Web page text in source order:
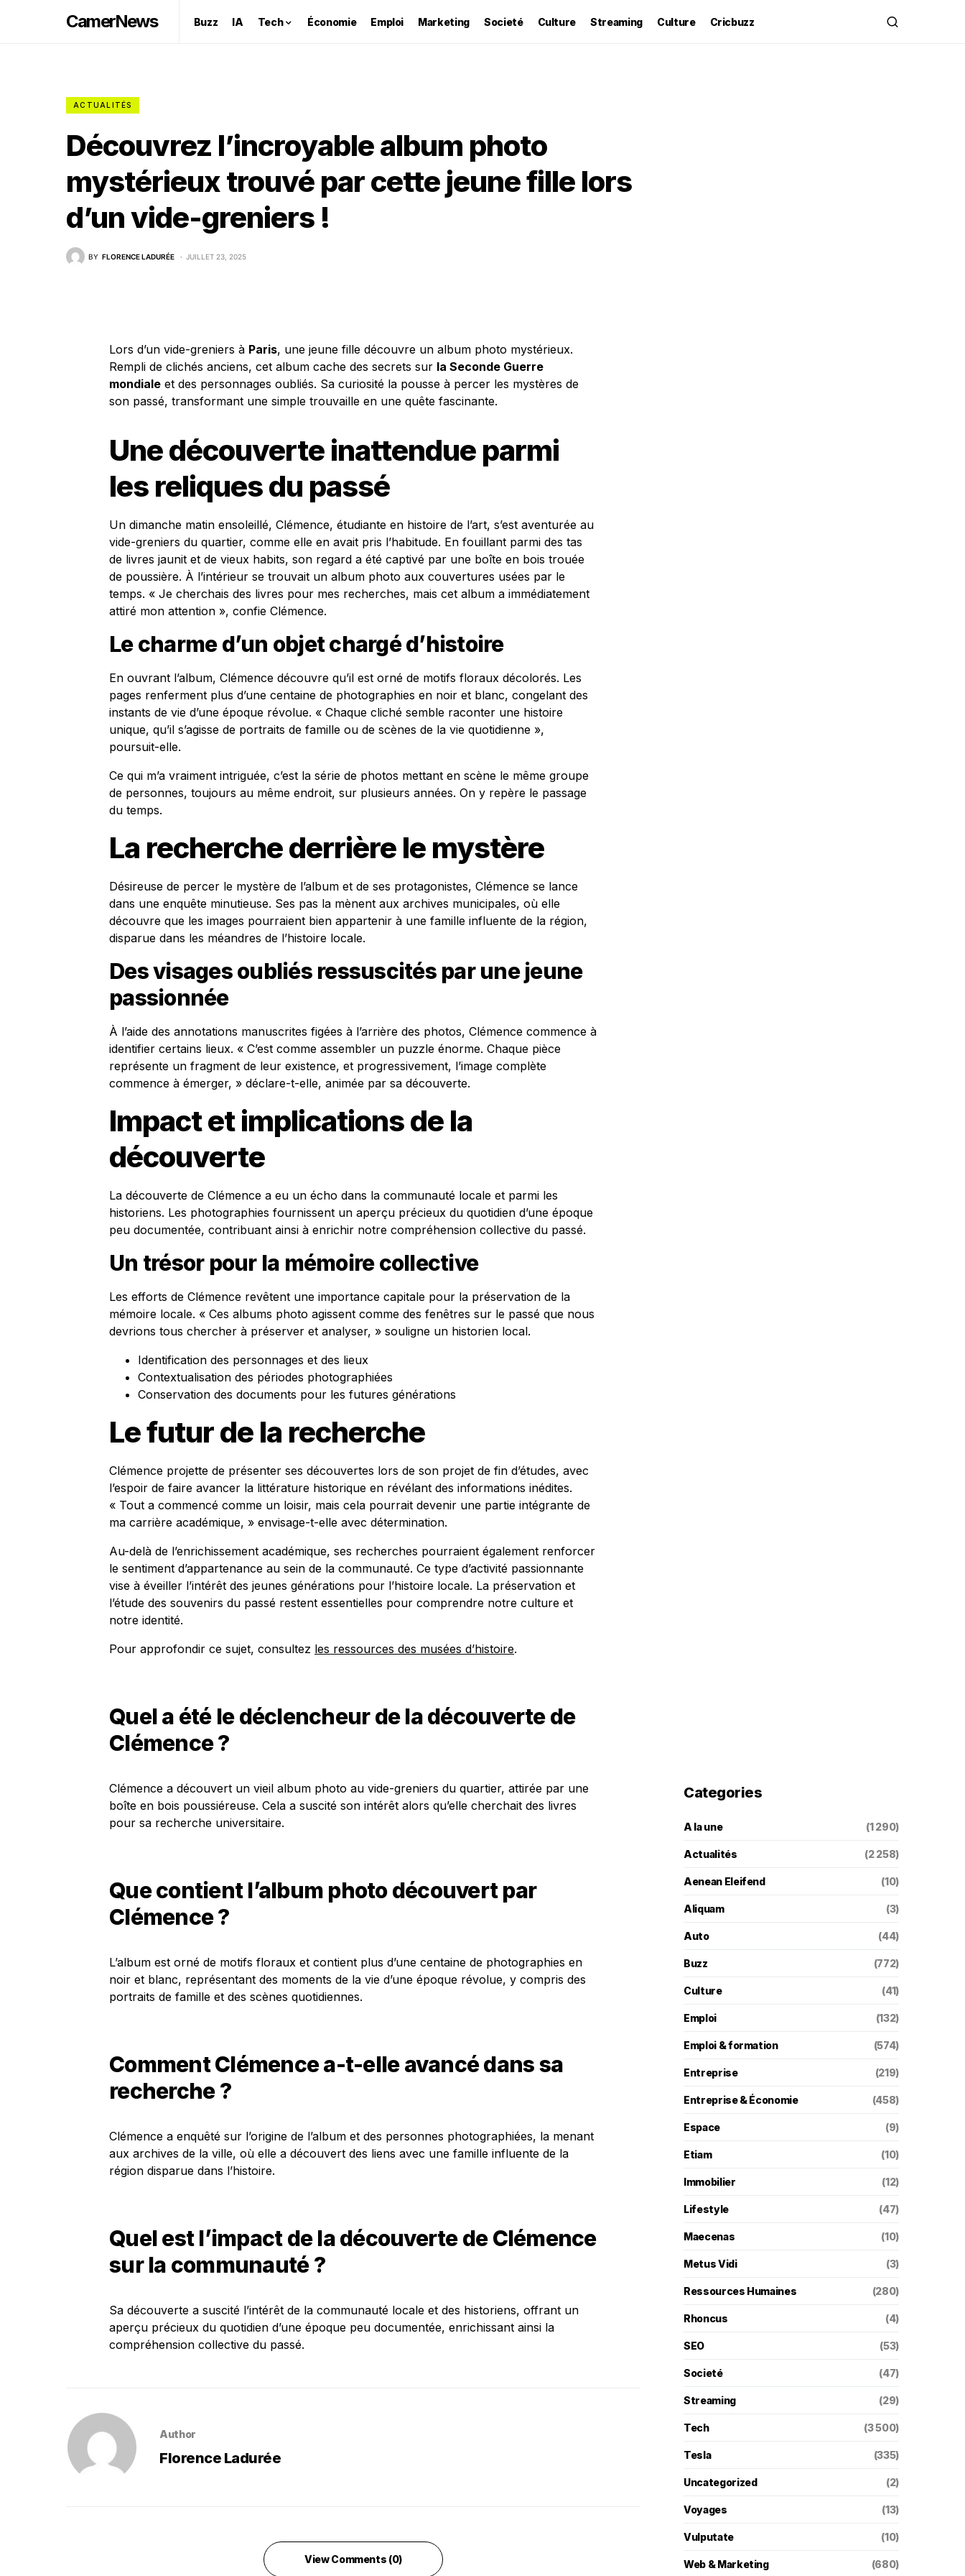
CamerNews Buzz IA Tech Économie Emploi Marketing Societé Culture Streaming Culture Cricbuzz
ACTUALITÉS
Découvrez l’incroyable album photo
mystérieux trouvé par cette jeune fille lors
d’un vide-greniers !
BY FLORENCE LADURÉE JUILLET 23, 2025
Lors d’un vide-greniers à Paris, une jeune fille découvre un album photo mystérieux.
Rempli de clichés anciens, cet album cache des secrets sur la Seconde Guerre
mondiale et des personnages oubliés. Sa curiosité la pousse à percer les mystères de
son passé, transformant une simple trouvaille en une quête fascinante.
Une découverte inattendue parmi
les reliques du passé
Un dimanche matin ensoleillé, Clémence, étudiante en histoire de l’art, s’est aventurée au
vide-greniers du quartier, comme elle en avait pris l’habitude. En fouillant parmi des tas
de livres jaunit et de vieux habits, son regard a été captivé par une boîte en bois trouée
de poussière. À l’intérieur se trouvait un album photo aux couvertures usées par le
temps. « Je cherchais des livres pour mes recherches, mais cet album a immédiatement
attiré mon attention », confie Clémence.
Le charme d’un objet chargé d’histoire
En ouvrant l’album, Clémence découvre qu’il est orné de motifs floraux décolorés. Les
pages renferment plus d’une centaine de photographies en noir et blanc, congelant des
instants de vie d’une époque révolue. « Chaque cliché semble raconter une histoire
unique, qu’il s’agisse de portraits de famille ou de scènes de la vie quotidienne »,
poursuit-elle.
Ce qui m’a vraiment intriguée, c’est la série de photos mettant en scène le même groupe
de personnes, toujours au même endroit, sur plusieurs années. On y repère le passage
du temps.
La recherche derrière le mystère
Désireuse de percer le mystère de l’album et de ses protagonistes, Clémence se lance
dans une enquête minutieuse. Ses pas la mènent aux archives municipales, où elle
découvre que les images pourraient bien appartenir à une famille influente de la région,
disparue dans les méandres de l’histoire locale.
Des visages oubliés ressuscités par une jeune
passionnée
À l’aide des annotations manuscrites figées à l’arrière des photos, Clémence commence à
identifier certains lieux. « C’est comme assembler un puzzle énorme. Chaque pièce
représente un fragment de leur existence, et progressivement, l’image complète
commence à émerger, » déclare-t-elle, animée par sa découverte.
Impact et implications de la
découverte
La découverte de Clémence a eu un écho dans la communauté locale et parmi les
historiens. Les photographies fournissent un aperçu précieux du quotidien d’une époque
peu documentée, contribuant ainsi à enrichir notre compréhension collective du passé.
Un trésor pour la mémoire collective
Les efforts de Clémence revêtent une importance capitale pour la préservation de la
mémoire locale. « Ces albums photo agissent comme des fenêtres sur le passé que nous
devrions tous chercher à préserver et analyser, » souligne un historien local.
Identification des personnages et des lieux
Contextualisation des périodes photographiées
Conservation des documents pour les futures générations
Le futur de la recherche
Clémence projette de présenter ses découvertes lors de son projet de fin d’études, avec
l’espoir de faire avancer la littérature historique en révélant des informations inédites.
« Tout a commencé comme un loisir, mais cela pourrait devenir une partie intégrante de
ma carrière académique, » envisage-t-elle avec détermination.
Au-delà de l’enrichissement académique, ses recherches pourraient également renforcer
le sentiment d’appartenance au sein de la communauté. Ce type d’activité passionnante
vise à éveiller l’intérêt des jeunes générations pour l’histoire locale. La préservation et
l’étude des souvenirs du passé restent essentielles pour comprendre notre culture et
notre identité.
Pour approfondir ce sujet, consultez les ressources des musées d’histoire.
Quel a été le déclencheur de la découverte de
Clémence ?
Clémence a découvert un vieil album photo au vide-greniers du quartier, attirée par une
boîte en bois poussiéreuse. Cela a suscité son intérêt alors qu’elle cherchait des livres
pour sa recherche universitaire.
Que contient l’album photo découvert par
Clémence ?
L’album est orné de motifs floraux et contient plus d’une centaine de photographies en
noir et blanc, représentant des moments de la vie d’une époque révolue, y compris des
portraits de famille et des scènes quotidiennes.
Comment Clémence a-t-elle avancé dans sa
recherche ?
Clémence a enquêté sur l’origine de l’album et des personnes photographiées, la menant
aux archives de la ville, où elle a découvert des liens avec une famille influente de la
région disparue dans l’histoire.
Quel est l’impact de la découverte de Clémence
sur la communauté ?
Sa découverte a suscité l’intérêt de la communauté locale et des historiens, offrant un
aperçu précieux du quotidien d’une époque peu documentée, enrichissant ainsi la
compréhension collective du passé.
Author
Florence Ladurée
View Comments (0)
Categories
A la une (1 290)
Actualités (2 258)
Aenean Eleifend (10)
Aliquam (3)
Auto (44)
Buzz (772)
Culture (41)
Emploi (132)
Emploi & formation (574)
Entreprise (219)
Entreprise & Économie (458)
Espace (9)
Etiam (10)
Immobilier (12)
Lifestyle (47)
Maecenas (10)
Metus Vidi (3)
Ressources Humaines (280)
Rhoncus (4)
SEO (53)
Societé (47)
Streaming (29)
Tech (3 500)
Tesla (335)
Uncategorized (2)
Voyages (13)
Vulputate (10)
Web & Marketing (680)